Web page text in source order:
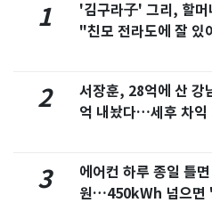
1
'김구라子' 그리, 할머
"친모 전라도에 잘
2
서장훈, 28억에 산 강
억 내놨다…세후 차
3
에어컨 하루 종일 틀
원…450kWh 넘으면